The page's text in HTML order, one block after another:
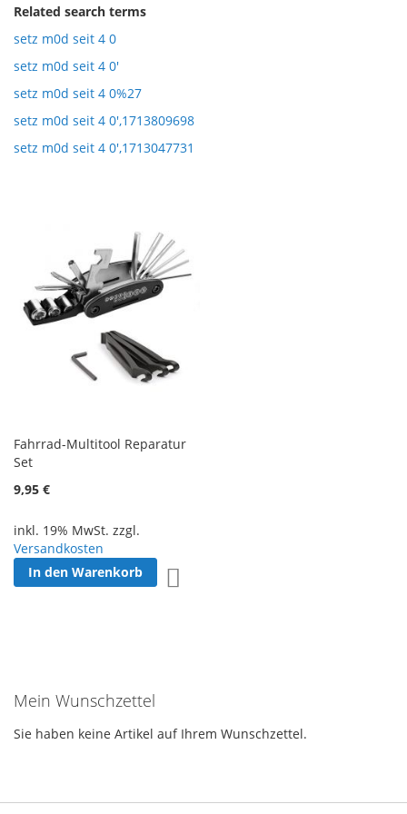
Related search terms
setz m0d seit 4 0
setz m0d seit 4 0'
setz m0d seit 4 0%27
setz m0d seit 4 0',1713809698
setz m0d seit 4 0',1713047731
Fahrrad-Multitool Reparatur
Set
9,95 €
inkl. 19% MwSt. zzgl.
Versandkosten
In den Warenkorb
Mein Wunschzettel
Sie haben keine Artikel auf Ihrem Wunschzettel.